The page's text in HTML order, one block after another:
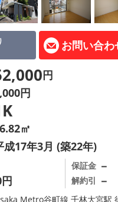
ス
合わせ
お問い合わ
円
円
㎡
成17年3月 (築22年)
保証金 －
解約引 －
Metro谷町線 千林大宮駅